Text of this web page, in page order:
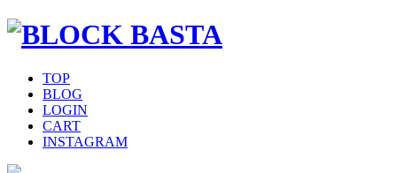
TOP
BLOG
LOGIN
CART
INSTAGRAM